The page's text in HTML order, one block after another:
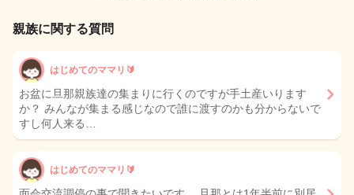
親族に関する質問
はじめてのママリ🔰
お盆に旦那親族達の集まりに行くのですが手土産いります
か？ みんなが集まる感じなので誰に渡すのかも分からないで
すし何人来る…
はじめてのママリ🔰